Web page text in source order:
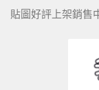
貼圖好評上架銷售